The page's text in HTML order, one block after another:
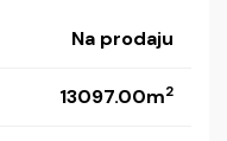
Na prodaju
13097.00m2